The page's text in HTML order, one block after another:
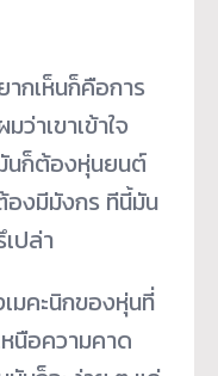
กเห็นก็คือการ
าเขาเข้าใจ
นก็ต้องหุ่นยนต์
งมีมังกร ทีนี้มัน
ปล่า
มคะนิกของหุ่นที่
นือความคาด